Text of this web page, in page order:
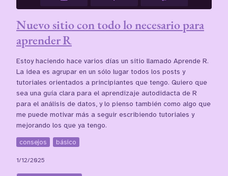
Nuevo sitio con todo lo necesario para
aprender R
Estoy haciendo hace varios días un sitio llamado Aprende R.
La idea es agrupar en un sólo lugar todos los posts y
tutoriales orientados a principiantes que tengo. Quiero que
sea una guía clara para el aprendizaje autodidacta de R
para el análisis de datos, y lo pienso también como algo que
me puede motivar más a seguir escribiendo tutoriales y
mejorando los que ya tengo.
consejos básico
1/12/2025